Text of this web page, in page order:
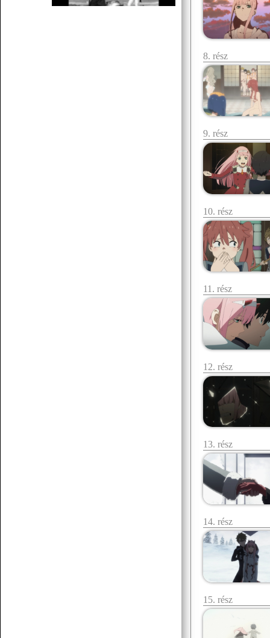
8. rész
9. rész
10. rész
11. rész
12. rész
13. rész
14. rész
15. rész